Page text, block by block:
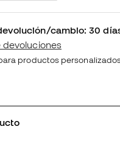
cambio: 30
devoluciones
productos